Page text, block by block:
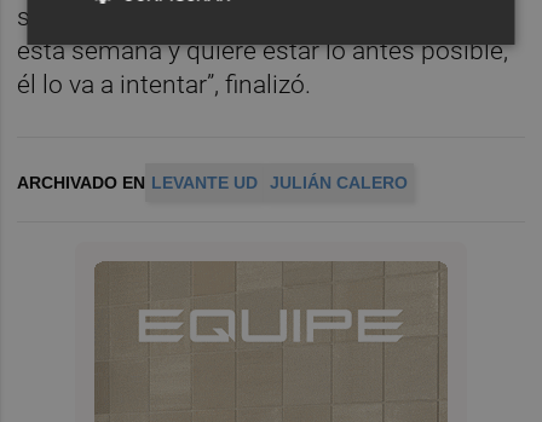
sufrido menos. “Se ha notado mucho mejor
esta semana y quiere estar lo antes posible,
él lo va a intentar”, finalizó.
ARCHIVADO EN LEVANTE UD JULIÁN CALERO